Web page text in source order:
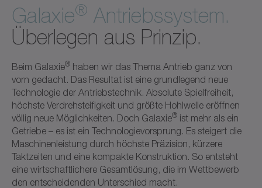
Galaxie® Antriebssystem.
Überlegen aus Prinzip.
Beim Galaxie® haben wir das Thema Antrieb ganz von
vorn gedacht. Das Resultat ist eine grundlegend neue
Technologie der Antriebstechnik. Absolute Spielfreiheit,
höchste Verdrehsteifigkeit und größte Hohlwelle eröffnen
völlig neue Möglichkeiten. Doch Galaxie® ist mehr als ein
Getriebe – es ist ein Technologievorsprung. Es steigert die
Maschinenleistung durch höchste Präzision, kürzere
Taktzeiten und eine kompakte Konstruktion. So entsteht
eine wirtschaftlichere Gesamtlösung, die im Wettbewerb
den entscheidenden Unterschied macht.​